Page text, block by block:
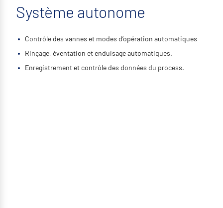
Système autonome
Contrôle des vannes et modes d’opération automatiques
Rinçage, éventation et enduisage automatiques.
Enregistrement et contrôle des données du process.